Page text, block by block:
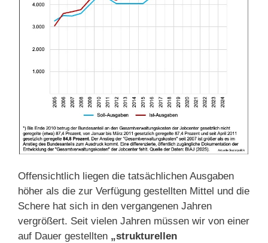
Offensichtlich liegen die tatsächlichen Ausgaben
höher als die zur Verfügung gestellten Mittel und die
Schere hat sich in den vergangenen Jahren
vergrößert. Seit vielen Jahren müssen wir von einer
auf Dauer gestellten „strukturellen